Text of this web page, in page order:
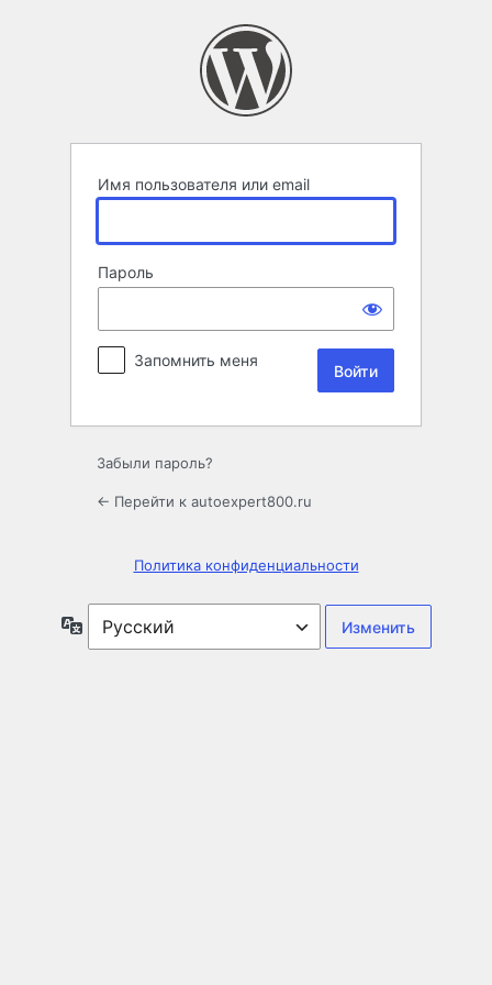
Имя пользователя или email
Пароль
Запомнить меня
Забыли пароль?
← Перейти к autoexpert800.ru
Политика конфиденциальности
Язык